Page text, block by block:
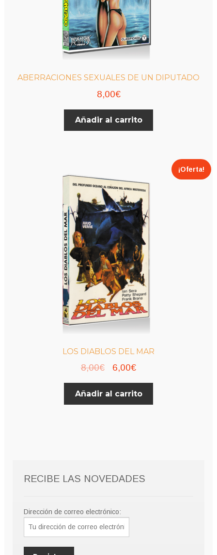
ABERRACIONES SEXUALES DE UN DIPUTADO
8,00€
Añadir al carrito
LOS DIABLOS DEL MAR
¡Oferta!
8,00€
El
precio
original
6,00€El
precio
actual
Añadir al carrito
RECIBE LAS NOVEDADES
Dirección de correo electrónico: